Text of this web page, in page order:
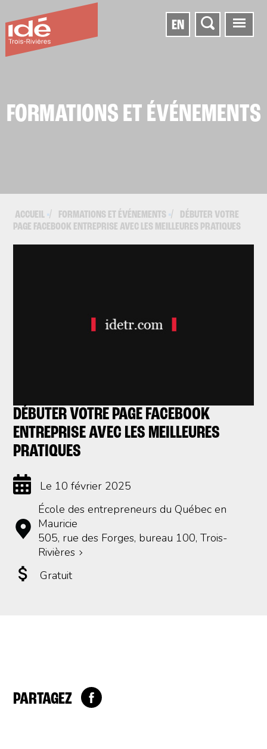
EN
FORMATIONS ET ÉVÉNEMENTS
ACCUEIL ▪ FORMATIONS ET ÉVÉNEMENTS ▪
DÉBUTER VOTRE
PAGE FACEBOOK ENTREPRISE AVEC LES MEILLEURES PRATIQUES
DÉBUTER VOTRE PAGE FACEBOOK
ENTREPRISE AVEC LES MEILLEURES
PRATIQUES
Le 10 février 2025
École des entrepreneurs du Québec en
Mauricie
505, rue des Forges, bureau 100, Trois-
Rivières
Gratuit
PARTAGEZ